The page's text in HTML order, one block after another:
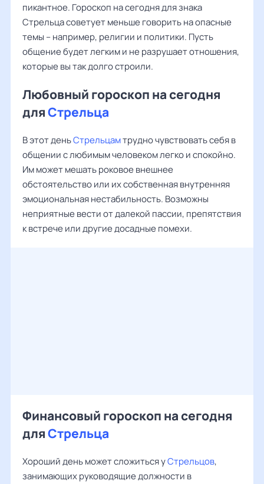
пикантное. Гороскоп на сегодня для знака
Стрельца советует меньше говорить на опасные
темы – например, религии и политики. Пусть
общение будет легким и не разрушает отношения,
которые вы так долго строили.
Любовный гороскоп на сегодня
дляСтрельца
В этот деньСтрельцамтрудно чувствовать себя в
общении с любимым человеком легко и спокойно.
Им может мешать роковое внешнее
обстоятельство или их собственная внутренняя
эмоциональная нестабильность. Возможны
неприятные вести от далекой пассии, препятствия
к встрече или другие досадные помехи.
Финансовый гороскоп на сегодня
дляСтрельца
Хороший день может сложиться уСтрельцов,
занимающих руководящие должности в